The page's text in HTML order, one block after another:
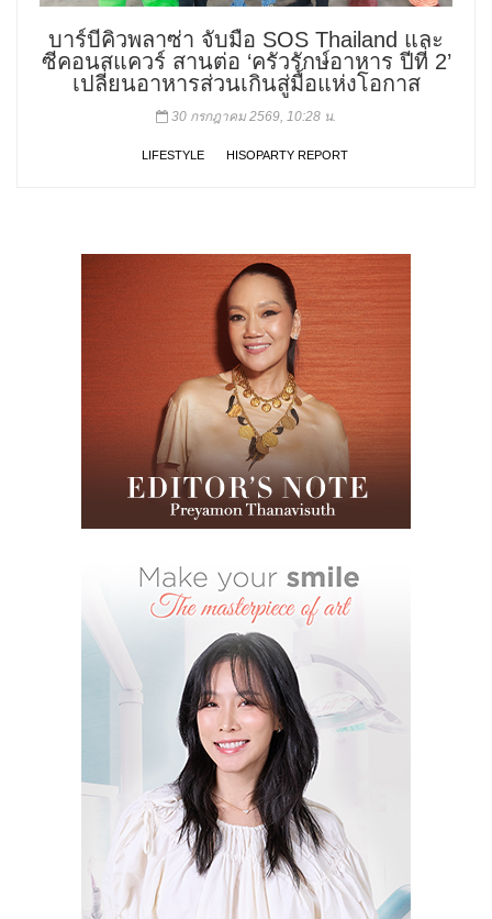
บาร์บีคิวพลาซ่า จับมือ SOS Thailand และ
ซีคอนสแควร์ สานต่อ ‘ครัวรักษ์อาหาร ปีที่ 2’
เปลี่ยนอาหารส่วนเกินสู่มื้อแห่งโอกาส
30 กรกฎาคม 2569, 10:28 น.
LIFESTYLE HISOPARTY REPORT